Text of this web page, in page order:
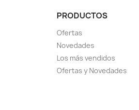
PRODUCTOS
Ofertas
Novedades
Los más vendidos
Ofertas y Novedades